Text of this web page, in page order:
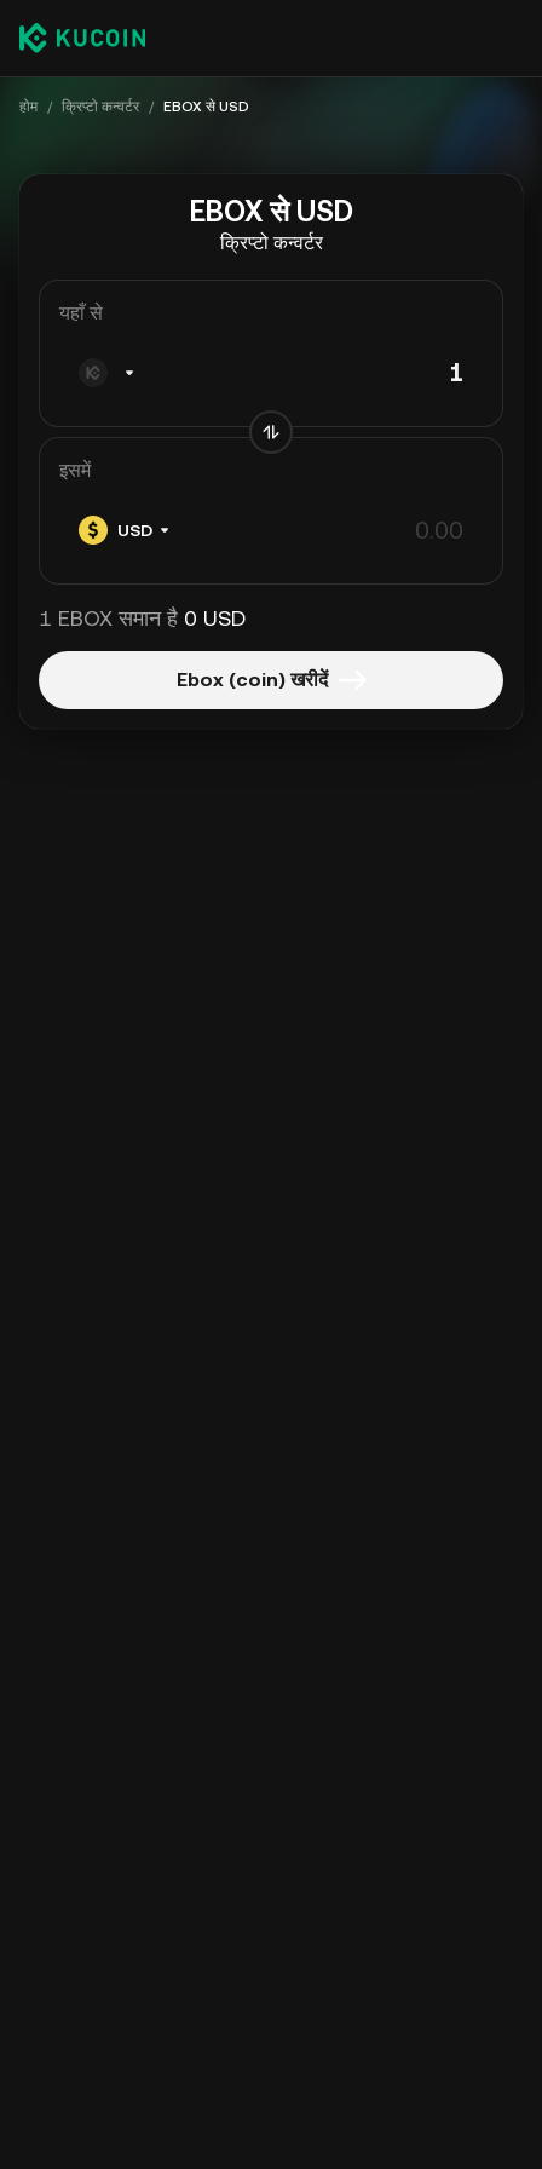
होम / क्रिप्टो कन्वर्टर / EBOX से USD
EBOX से USD
क्रिप्टो कन्वर्टर
यहाँ से
इसमें
USD
1 EBOX समान है 0 USD
Ebox (coin) खरीदें